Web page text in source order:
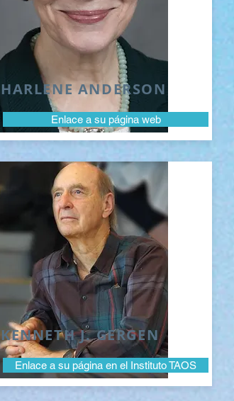
HARLENE ANDERSON
Enlace a su página web
KENNETH J. GERGEN
Enlace a su página en el Instituto TAOS